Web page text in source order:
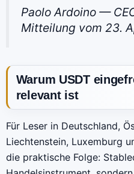
Paolo Ardoino —
Mitteilung vom 23.
Warum USDT
relevant ist
Für Leser in Deutschland,
Liechtenstein, Luxemburg
die praktische Folge: